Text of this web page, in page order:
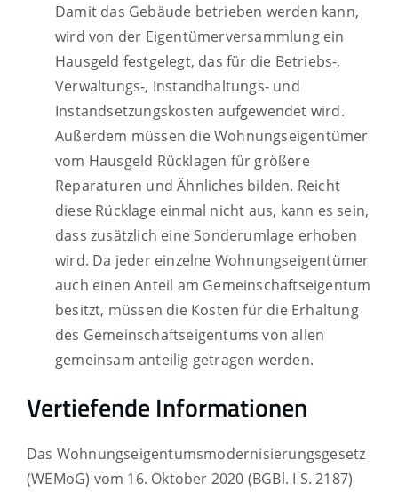
Damit das Gebäude betrieben werden kann,
wird von der Eigentümerversammlung ein
Hausgeld festgelegt, das für die Betriebs-,
Verwaltungs-, Instandhaltungs- und
Instandsetzungskosten aufgewendet wird.
Außerdem müssen die Wohnungseigentümer
vom Hausgeld Rücklagen für größere
Reparaturen und Ähnliches bilden. Reicht
diese Rücklage einmal nicht aus, kann es sein,
dass zusätzlich eine Sonderumlage erhoben
wird. Da jeder einzelne Wohnungseigentümer
auch einen Anteil am Gemeinschaftseigentum
besitzt, müssen die Kosten für die Erhaltung
des Gemeinschaftseigentums von allen
gemeinsam anteilig getragen werden.
Vertiefende Informationen
Das Wohnungseigentumsmodernisierungsgesetz
(WEMoG) vom 16. Oktober 2020 (BGBl. I S. 2187)